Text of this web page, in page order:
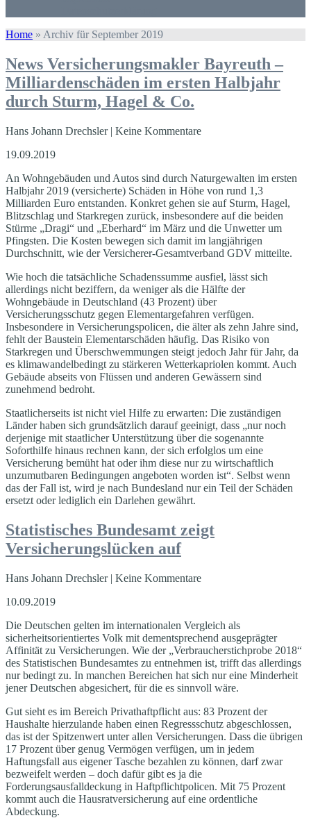
Home » Archiv für September 2019
News Versicherungsmakler Bayreuth –
Milliardenschäden im ersten Halbjahr
durch Sturm, Hagel & Co.
Hans Johann Drechsler | Keine Kommentare
19.09.2019
An Wohngebäuden und Autos sind durch Naturgewalten im ersten
Halbjahr 2019 (versicherte) Schäden in Höhe von rund 1,3
Milliarden Euro entstanden. Konkret gehen sie auf Sturm, Hagel,
Blitzschlag und Starkregen zurück, insbesondere auf die beiden
Stürme „Dragi“ und „Eberhard“ im März und die Unwetter um
Pfingsten. Die Kosten bewegen sich damit im langjährigen
Durchschnitt, wie der Versicherer-Gesamtverband GDV mitteilte.
Wie hoch die tatsächliche Schadenssumme ausfiel, lässt sich
allerdings nicht beziffern, da weniger als die Hälfte der
Wohngebäude in Deutschland (43 Prozent) über
Versicherungsschutz gegen Elementargefahren verfügen.
Insbesondere in Versicherungspolicen, die älter als zehn Jahre sind,
fehlt der Baustein Elementarschäden häufig. Das Risiko von
Starkregen und Überschwemmungen steigt jedoch Jahr für Jahr, da
es klimawandelbedingt zu stärkeren Wetterkapriolen kommt. Auch
Gebäude abseits von Flüssen und anderen Gewässern sind
zunehmend bedroht.
Staatlicherseits ist nicht viel Hilfe zu erwarten: Die zuständigen
Länder haben sich grundsätzlich darauf geeinigt, dass „nur noch
derjenige mit staatlicher Unterstützung über die sogenannte
Soforthilfe hinaus rechnen kann, der sich erfolglos um eine
Versicherung bemüht hat oder ihm diese nur zu wirtschaftlich
unzumutbaren Bedingungen angeboten worden ist“. Selbst wenn
das der Fall ist, wird je nach Bundesland nur ein Teil der Schäden
ersetzt oder lediglich ein Darlehen gewährt.
Statistisches Bundesamt zeigt
Versicherungslücken auf
Hans Johann Drechsler | Keine Kommentare
10.09.2019
Die Deutschen gelten im internationalen Vergleich als
sicherheitsorientiertes Volk mit dementsprechend ausgeprägter
Affinität zu Versicherungen. Wie der „Verbraucherstichprobe 2018“
des Statistischen Bundesamtes zu entnehmen ist, trifft das allerdings
nur bedingt zu. In manchen Bereichen hat sich nur eine Minderheit
jener Deutschen abgesichert, für die es sinnvoll wäre.
Gut sieht es im Bereich Privathaftpflicht aus: 83 Prozent der
Haushalte hierzulande haben einen Regressschutz abgeschlossen,
das ist der Spitzenwert unter allen Versicherungen. Dass die übrigen
17 Prozent über genug Vermögen verfügen, um in jedem
Haftungsfall aus eigener Tasche bezahlen zu können, darf zwar
bezweifelt werden – doch dafür gibt es ja die
Forderungsausfalldeckung in Haftpflichtpolicen. Mit 75 Prozent
kommt auch die Hausratversicherung auf eine ordentliche
Abdeckung.